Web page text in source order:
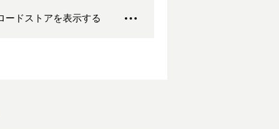
ードストアを表示する